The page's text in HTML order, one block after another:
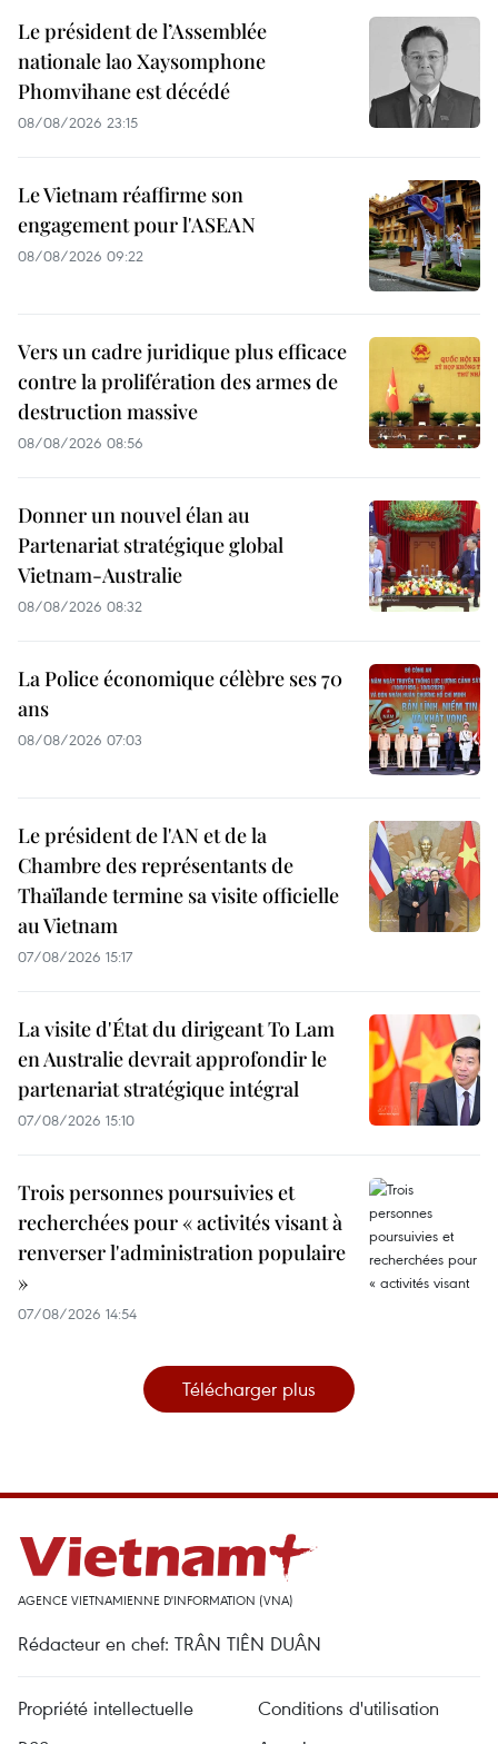
Le président de l’Assemblée
nationale lao Xaysomphone
Phomvihane est décédé
08/08/2026 23:15
Le Vietnam réaffirme son
engagement pour l'ASEAN
08/08/2026 09:22
Vers un cadre juridique plus efficace
contre la prolifération des armes de
destruction massive
08/08/2026 08:56
Donner un nouvel élan au
Partenariat stratégique global
Vietnam-Australie
08/08/2026 08:32
La Police économique célèbre ses 70
ans
08/08/2026 07:03
Le président de l'AN et de la
Chambre des représentants de
Thaïlande termine sa visite officielle
au Vietnam
07/08/2026 15:17
La visite d'État du dirigeant To Lam
en Australie devrait approfondir le
partenariat stratégique intégral
07/08/2026 15:10
Trois personnes poursuivies et
recherchées pour « activités visant à
renverser l'administration populaire
»
07/08/2026 14:54
Télécharger plus
AGENCE VIETNAMIENNE D'INFORMATION (VNA)
Rédacteur en chef: TRÂN TIÊN DUÂN
Propriété intellectuelle
Conditions d'utilisation